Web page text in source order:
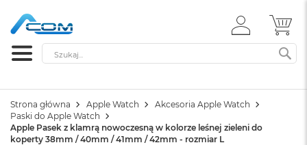
ZALOGUJ
SIĘ
Szukaj
Strona główna Apple Watch
Akcesoria Apple Watch
Paski do Apple Watch
Apple Pasek z klamrą nowoczesną w kolorze leśnej zieleni do
koperty 38mm / 40mm / 41mm / 42mm - rozmiar L